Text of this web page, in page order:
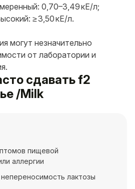
0,70–3,49 кЕ/л;
≥ 3,50 кЕ/л.
могут незначительно
от лаборатории и
сдавать f2
/Milk
пищевой
аллергии
лактозы